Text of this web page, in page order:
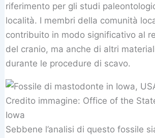
riferimento per gli studi
località. I ​​membri della comunità
contribuito in modo significativo al
del cranio, ma anche di altri
durante le procedure di scavo.
Credito immagine: Office of the
Iowa
Sebbene l’analisi di questo fossile